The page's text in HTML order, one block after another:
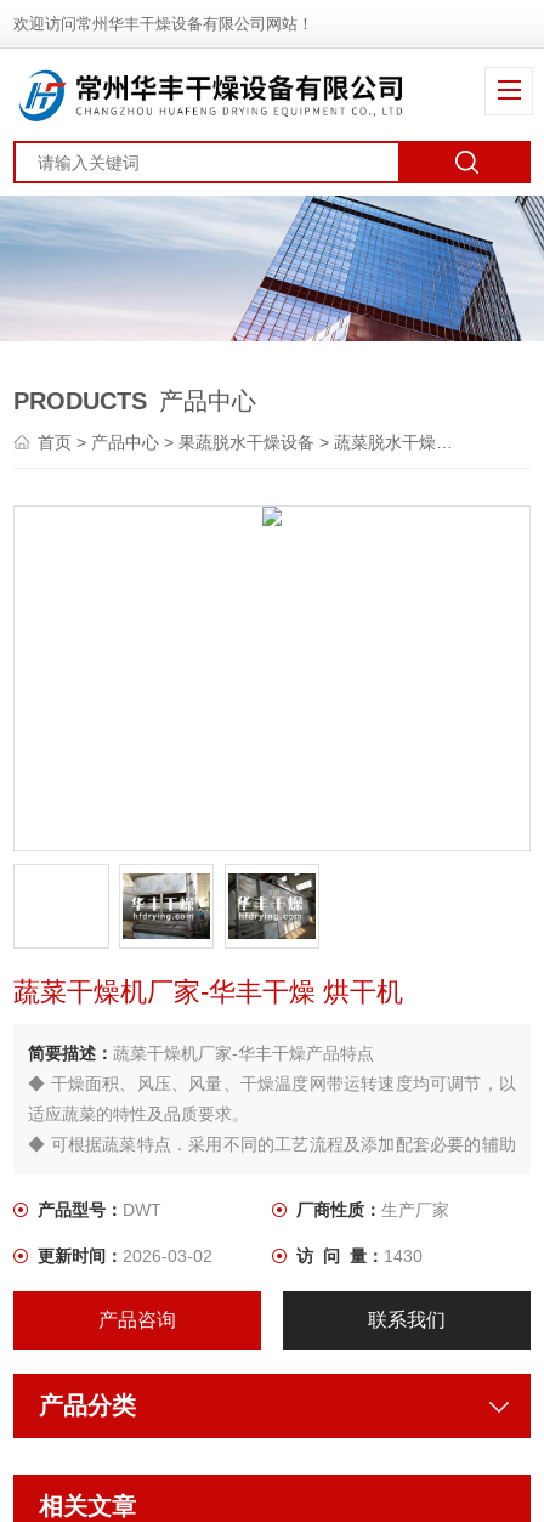
欢迎访问常州华丰干燥设备有限公司网站！
PRODUCTS 产品中心
首页> 产品中心 >果蔬脱水干燥设备 >蔬菜脱水干燥机
蔬菜干燥机厂家-华丰干燥 烘干机
简要描述：蔬菜干燥机厂家-华丰干燥产品特点
◆ 干燥面积、风压、风量、干燥温度网带运转速度均可调节，以
适应蔬菜的特性及品质要求。
◆ 可根据蔬菜特点．采用不同的工艺流程及添加配套必要的辅助
应蔬菜的特性及品质要求。
可根据蔬菜特点，采用不同的工艺流程及添加配套必要的辅助设
产品型号： DWT 厂商性质： 生产厂家
更新时间：2026-03-02 访 问 量： 1430
产品咨询 联系我们
产品分类
相关文章